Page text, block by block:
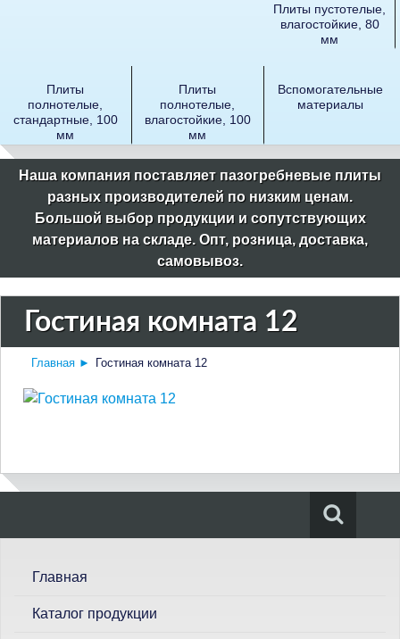
Плиты пустотелые,
влагостойкие, 80
мм
Плиты
полнотелые,
стандартные, 100
мм
Плиты
полнотелые,
влагостойкие, 100
мм
Вспомогательные
материалы
Наша компания поставляет пазогребневые плиты
разных производителей по низким ценам.
Большой выбор продукции и сопутствующих
материалов на складе. Опт, розница, доставка,
самовывоз.
Гостиная комната 12
Главная► Гостиная комната 12
Главная
Каталог продукции